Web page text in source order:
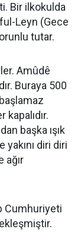
Bir ilkokulda
Leyn (Gece
tutar.
Amûdê
Buraya 500
başka ışık
diri diri
ağır
Cumhuriyeti